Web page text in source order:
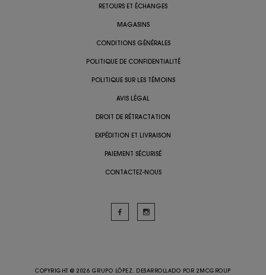
RETOURS ET ÉCHANGES
MAGASINS
CONDITIONS GÉNÉRALES
POLITIQUE DE CONFIDENTIALITÉ
POLITIQUE SUR LES TÉMOINS
AVIS LÉGAL
DROIT DE RÉTRACTATION
EXPÉDITION ET LIVRAISON
PAIEMENT SÉCURISÉ
CONTACTEZ-NOUS
COPYRIGHT @ 2026 GRUPO LÓPEZ. DESARROLLADO POR 2MCGROUP